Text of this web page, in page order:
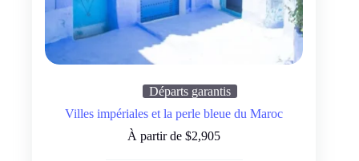
Départs garantis
Villes impériales et la perle bleue du Maroc
À partir de$2,905